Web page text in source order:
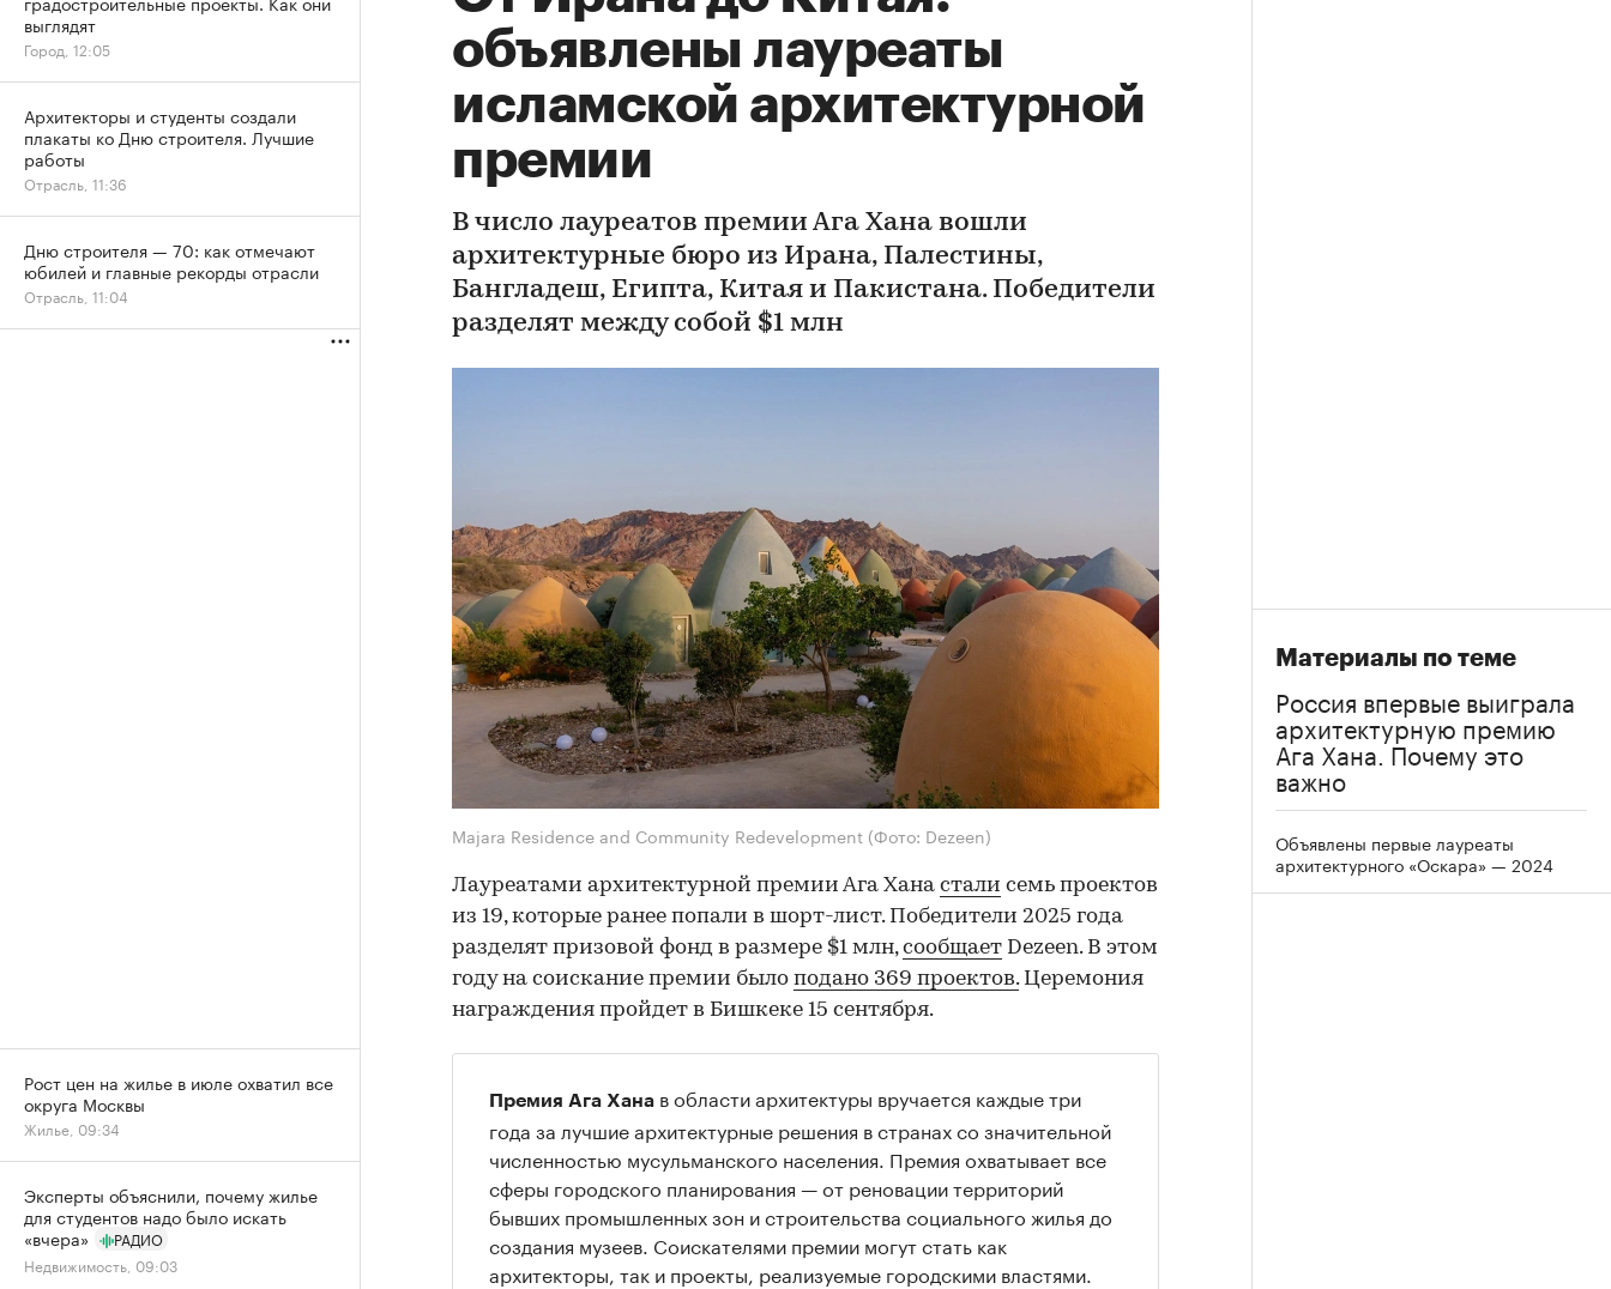
объявлены лауреаты
исламской архитектурной
премии
В число лауреатов премии Ага Хана вошли
архитектурные бюро из Ирана, Палестины,
Бангладеш, Египта, Китая и Пакистана. Победители
разделят между собой $1 млн
Majara Residence and Community Redevelopment (Фото: Dezeen)
Лауреатами архитектурной премии Ага Хана стали семь проектов
из 19, которые ранее попали в шорт-лист. Победители 2025 года
разделят призовой фонд в размере $1 млн,сообщает Dezeen. В этом
году на соискание премии было подано 369 проектов.Церемония
награждения пройдет в Бишкеке 15 сентября.
Премия Ага Хана в области архитектуры вручается каждые три
года за лучшие архитектурные решения в странах со значительной
численностью мусульманского населения. Премия охватывает все
сферы городского планирования — от реновации территорий
бывших промышленных зон и строительства социального жилья до
создания музеев. Соискателями премии могут стать как
архитекторы, так и проекты, реализуемые городскими властями.
Материалы по теме
Россия впервые выиграла
архитектурную премию
Ага Хана. Почему это
важно
Объявлены первые лауреаты
архитектурного «Оскара» — 2024
выглядят
Город, 12:05
Архитекторы и студенты создали
плакаты ко Дню строителя. Лучшие
работы
Отрасль, 11:36
Дню строителя — 70: как отмечают
юбилей и главные рекорды отрасли
Отрасль, 11:04
Рост цен на жилье в июле охватил все
округа Москвы
Жилье, 09:34
Эксперты объяснили, почему жилье
для студентов надо было искать
«вчера»
РАДИО
Недвижимость, 09:03